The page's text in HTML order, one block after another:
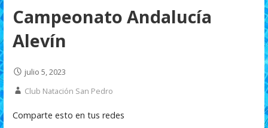
Campeonato Andalucía
Alevín
julio 5, 2023
Club Natación San Pedro
Comparte esto en tus redes